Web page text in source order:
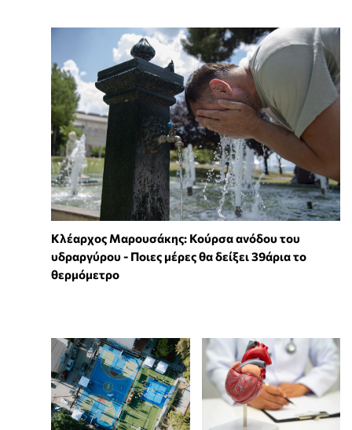
Κλέαρχος Μαρουσάκης: Κούρσα ανόδου του
υδραργύρου - Ποιες μέρες θα δείξει 39άρια το
θερμόμετρο